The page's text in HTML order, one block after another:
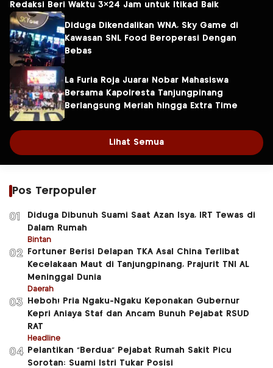
Redaksi Beri Waktu 3×24 Jam untuk Itikad Baik
Diduga Dikendalikan WNA, Sky Game di
Kawasan SNL Food Beroperasi Dengan
Bebas
La Furia Roja Juara! Nobar Mahasiswa
Bersama Kapolresta Tanjungpinang
Berlangsung Meriah hingga Extra Time
Lihat Semua
Pos Terpopuler
01
Diduga Dibunuh Suami Saat Azan Isya, IRT Tewas di
Dalam Rumah
Bintan
02
Fortuner Berisi Delapan TKA Asal China Terlibat
Kecelakaan Maut di Tanjungpinang, Prajurit TNI AL
Meninggal Dunia
Daerah
03
Heboh! Pria Ngaku-Ngaku Keponakan Gubernur
Kepri Aniaya Staf dan Ancam Bunuh Pejabat RSUD
RAT
Headline
04
Pelantikan “Berdua” Pejabat Rumah Sakit Picu
Sorotan: Suami Istri Tukar Posisi